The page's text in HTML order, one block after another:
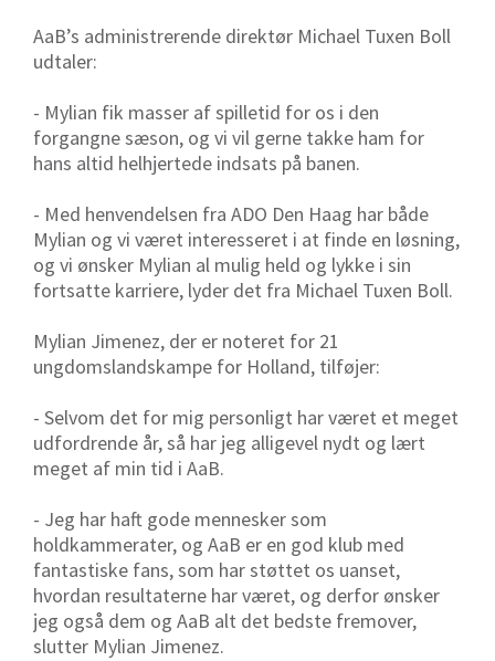
AaB’s administrerende direktør Michael Tuxen Boll
udtaler:
- Mylian fik masser af spilletid for os i den
forgangne sæson, og vi vil gerne takke ham for
hans altid helhjertede indsats på banen.
- Med henvendelsen fra ADO Den Haag har både
Mylian og vi været interesseret i at finde en løsning,
og vi ønsker Mylian al mulig held og lykke i sin
fortsatte karriere, lyder det fra Michael Tuxen Boll.
Mylian Jimenez, der er noteret for 21
ungdomslandskampe for Holland, tilføjer:
- Selvom det for mig personligt har været et meget
udfordrende år, så har jeg alligevel nydt og lært
meget af min tid i AaB.
- Jeg har haft gode mennesker som
holdkammerater, og AaB er en god klub med
fantastiske fans, som har støttet os uanset,
hvordan resultaterne har været, og derfor ønsker
jeg også dem og AaB alt det bedste fremover,
slutter Mylian Jimenez.